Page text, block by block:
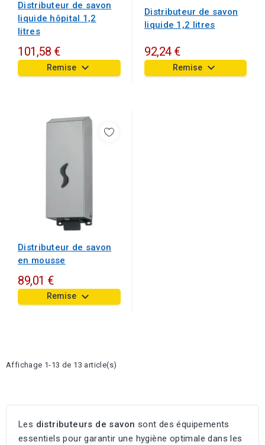
Distributeur de savon
liquide hôpital 1,2
litres
101,58 €
Remise keyboard_arrow_down
Distributeur de savon
liquide 1,2 litres
92,24 €
Remise keyboard_arrow_down
Distributeur de savon
en mousse
89,01 €
Remise keyboard_arrow_down
Affichage 1-13 de 13 article(s)
Les distributeurs de savon sont des équipements
essentiels pour garantir une hygiène optimale dans les